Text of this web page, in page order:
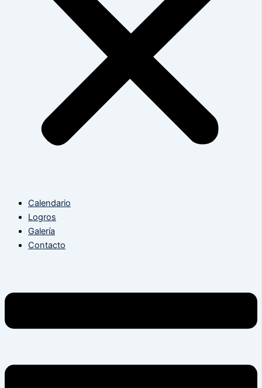
Calendario
Logros
Galería
Contacto